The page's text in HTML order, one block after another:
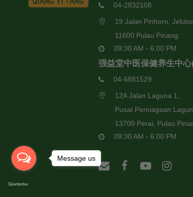
04-2832108
19 Jalan Pinhorn,
11600 Pulau Pinang.
09:30 AM - 6:00 PM
强益堂中医保健养生中
04-6881529
12A Jalan Laguna 1,
Pusat Perniagaan
13700 Perai, Pulau
09:30 AM - 6:00 PM
Message us